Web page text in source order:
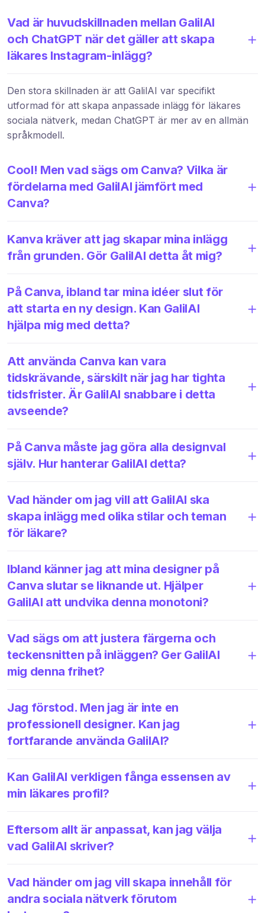
Vad är huvudskillnaden mellan GalilAI
och ChatGPT när det gäller att skapa
läkares Instagram-inlägg?
Den stora skillnaden är att GalilAI var specifikt
utformad för att skapa anpassade inlägg för läkares
sociala nätverk, medan ChatGPT är mer av en allmän
språkmodell.
Cool! Men vad sägs om Canva? Vilka är
fördelarna med GalilAI jämfört med
Canva?
Kanva kräver att jag skapar mina inlägg
från grunden. Gör GalilAI detta åt mig?
På Canva, ibland tar mina idéer slut för
att starta en ny design. Kan GalilAI
hjälpa mig med detta?
Att använda Canva kan vara
tidskrävande, särskilt när jag har tighta
tidsfrister. Är GalilAI snabbare i detta
avseende?
På Canva måste jag göra alla designval
själv. Hur hanterar GalilAI detta?
Vad händer om jag vill att GalilAI ska
skapa inlägg med olika stilar och teman
för läkare?
Ibland känner jag att mina designer på
Canva slutar se liknande ut. Hjälper
GalilAI att undvika denna monotoni?
Vad sägs om att justera färgerna och
teckensnitten på inläggen? Ger GalilAI
mig denna frihet?
Jag förstod. Men jag är inte en
professionell designer. Kan jag
fortfarande använda GalilAI?
Kan GalilAI verkligen fånga essensen av
min läkares profil?
Eftersom allt är anpassat, kan jag välja
vad GalilAI skriver?
Vad händer om jag vill skapa innehåll för
andra sociala nätverk förutom